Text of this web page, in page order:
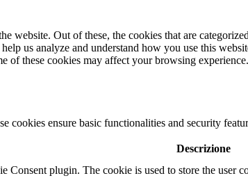
Out of these, the cookies that are
us analyze and understand how you use this
of these cookies may affect your browsing experience.
cookies ensure basic functionalities and security
Descrizione
Consent plugin. The cookie is used to store the user